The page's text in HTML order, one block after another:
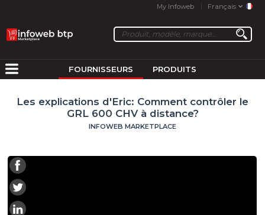
My Infoweb Français
FOURNISSEURS PRODUITS
Les explications d'Eric: Comment contrôler le
GRL 600 CHV à distance?
INFOWEB MARKETPLACE